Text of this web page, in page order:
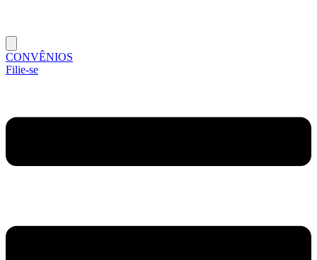
CONVÊNIOS
Filie-se